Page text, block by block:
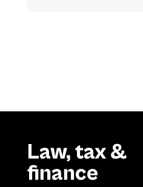
Law, tax &
finance